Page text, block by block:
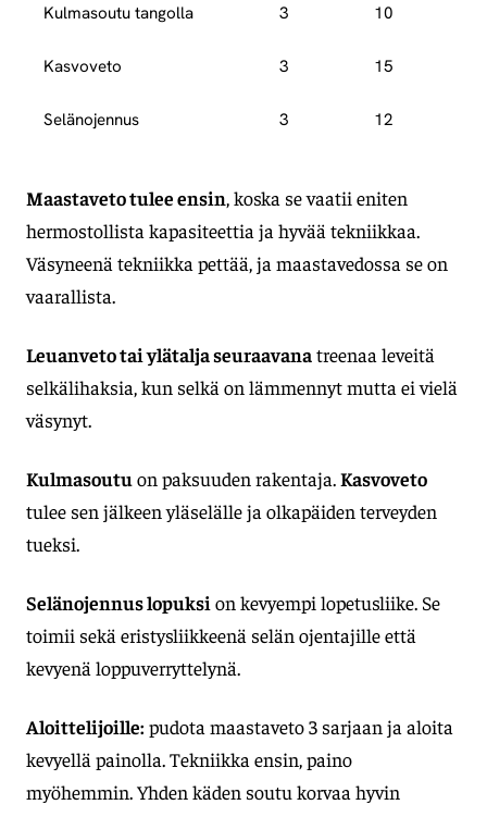
Kulmasoutu tangolla 3 10
Kasvoveto 3 15
Selänojennus 3 12
Maastaveto tulee ensin, koska se vaatii eniten
hermostollista kapasiteettia ja hyvää tekniikkaa.
Väsyneenä tekniikka pettää, ja maastavedossa se on
vaarallista.
Leuanveto tai ylätalja seuraavanatreenaa leveitä
selkälihaksia, kun selkä on lämmennyt mutta ei vielä
väsynyt.
Kulmasoutuon paksuuden rakentaja.Kasvoveto
tulee sen jälkeen yläselälle ja olkapäiden terveyden
tueksi.
Selänojennus lopuksi on kevyempi lopetusliike. Se
toimii sekä eristysliikkeenä selän ojentajille että
kevyenä loppuverryttelynä.
Aloittelijoille: pudota maastaveto 3 sarjaan ja aloita
kevyellä painolla. Tekniikka ensin, paino
myöhemmin. Yhden käden soutu korvaa hyvin